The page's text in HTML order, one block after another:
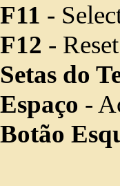
F11 -
F12 -
Setas do
Espaço -
Botão